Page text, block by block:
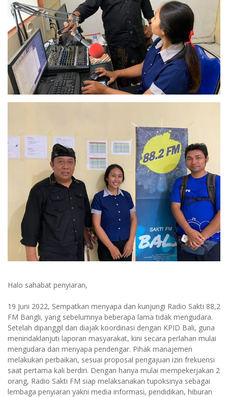
Halo sahabat penyiaran,
19 Juni 2022, Sempatkan menyapa dan kunjungi Radio Sakti 88,2
FM Bangli, yang sebelumnya beberapa lama tidak mengudara.
Setelah dipanggil dan diajak koordinasi dengan KPID Bali, guna
menindaklanjuti laporan masyarakat, kini secara perlahan mulai
mengudara dan menyapa pendengar. Pihak manajemen
melakukan perbaikan, sesuai proposal pengajuan izin frekuensi
saat pertama kali berdiri. Dengan hanya mulai mempekerjakan 2
orang, Radio Sakti FM siap melaksanakan tupoksinya sebagai
lembaga penyiaran yakni media informasi, pendidikan, hiburan